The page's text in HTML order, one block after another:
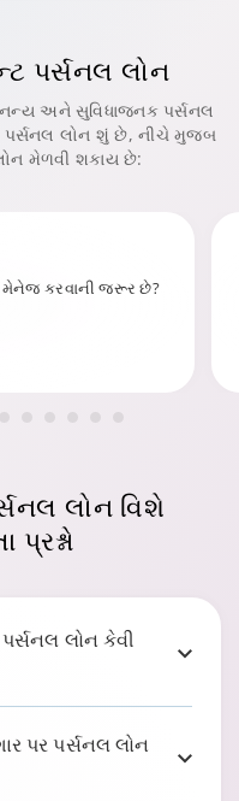
પર્સનલ લોન
અને સુવિધાજનક પર્સનલ
પર્સનલ લોન શું છે, નીચે મુજબ
મેળવી શકાય છે:
શહેરમાં ટાટા કેપિટલ
લોન વિશે
પ્રશ્નો
લોન કેવી
પર પર્સનલ લોન